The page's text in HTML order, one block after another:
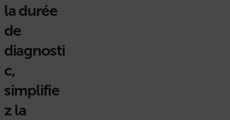
la durée
de
diagnosti
c,
simplifie
z la